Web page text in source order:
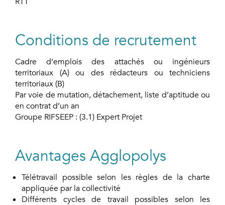
Conditions de recrutement
Cadre d’emplois des attachés ou ingénieurs
territoriaux (A) ou des rédacteurs ou techniciens
territoriaux (B)
Par voie de mutation, détachement, liste d’aptitude ou
en contrat d’un an
Groupe RIFSEEP : (3.1) Expert Projet
Avantages Agglopolys
Télétravail possible selon les règles de la charte
appliquée par la collectivité
Différents cycles de travail possibles selon les